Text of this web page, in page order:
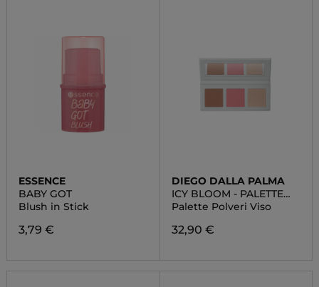
ESSENCE
BABY GOT
Blush in Stick
3,79 €
DIEGO DALLA PALMA
ICY BLOOM - PALETTE
POLVERI VISO
Palette Polveri Viso
32,90 €